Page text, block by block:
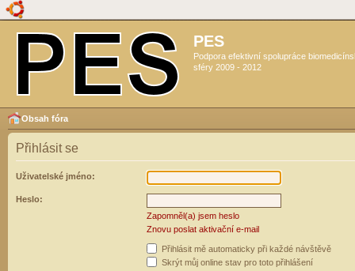
PES
Podpora efektivní spolupráce
sféry 2009 - 2012
Obsah fóra
Přihlásit se
Uživatelské jméno:
Heslo:
Zapomněl(a) jsem heslo
Znovu poslat aktivační e-mail
Přihlásit mě automaticky při každé návštěvě
Skrýt můj online stav pro toto přihlášení